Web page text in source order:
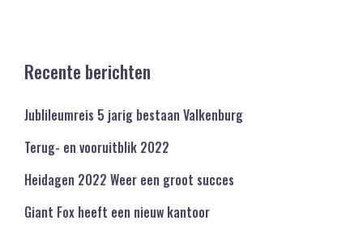
Recente berichten
Jublileumreis 5 jarig bestaan Valkenburg
Terug- en vooruitblik 2022
Heidagen 2022 Weer een groot succes
Giant Fox heeft een nieuw kantoor